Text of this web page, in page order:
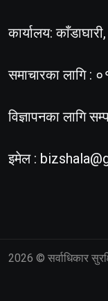
कार्यालय:
समाचारका लागि
विज्ञापनका
इमेल :
2026 © सर्वाधिकार